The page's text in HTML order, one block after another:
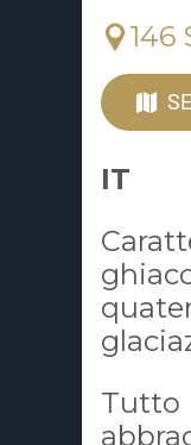
146
IT